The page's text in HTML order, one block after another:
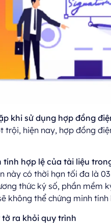
khi sử dụng hợpđồng
trội, hiện nay, hợp đồng
hợp lệ của tài liệu
này có thời hạn tối đa là
thức ký số, phần mềm
không thể chứng minh
ra khỏi quy trình